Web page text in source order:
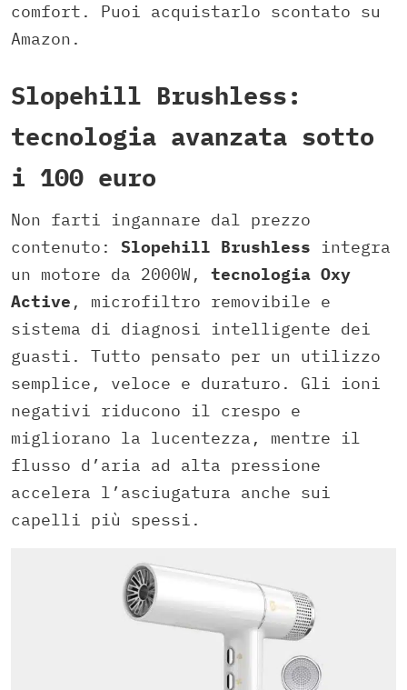
comfort. Puoi acquistarlo scontato su
Amazon.
Slopehill Brushless:
tecnologia avanzata sotto
i 100 euro
Non farti ingannare dal prezzo
contenuto: Slopehill Brushless integra
un motore da 2000W, tecnologia Oxy
Active , microfiltro removibile e
sistema di diagnosi intelligente dei
guasti. Tutto pensato per un utilizzo
semplice, veloce e duraturo. Gli ioni
negativi riducono il crespo e
migliorano la lucentezza, mentre il
flusso d’aria ad alta pressione
accelera l’asciugatura anche sui
capelli più spessi.